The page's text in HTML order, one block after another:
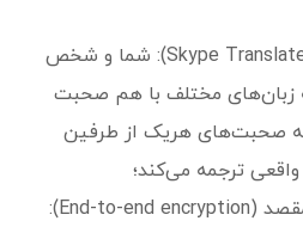
ترجمه‌ی اسکایپ (Skype Translate): شما و شخص
زبان‌های مختلف با هم صحبت
صحبت‌های هریک از طرفین
ترجمه می‌کند؛
مزگذاری مبداء به مقصد (End-to-end encryption):